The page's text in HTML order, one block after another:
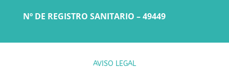
Nº DE REGISTRO SANITARIO – 49449
AVISO LEGAL